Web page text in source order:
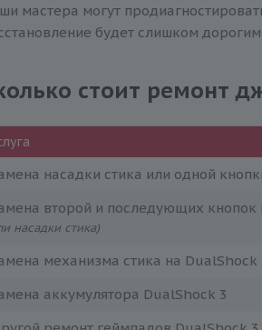
мастера могут
будет слишком
стоит ремонт
насадки стика или одной
второй и последующих кнопок
насадки стика)
механизма стика на DualShock
аккумулятора DualShock 3